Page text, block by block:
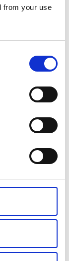
from your use
under flera
Sverige.
största
genom
som kör
budskap